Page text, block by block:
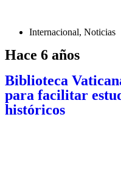
Internacional, Noticias
Hace 6 años
Biblioteca
para facilitar
históricos